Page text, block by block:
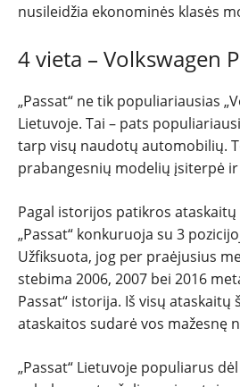
nusileidžia ekonominės klasės
4 vieta – Volkswagen
„Passat“ ne tik populiariausias
Lietuvoje. Tai – pats
tarp visų naudotų automobilių.
prabangesnių modelių įsiterpė ir
Pagal istorijos patikros
„Passat“ konkuruoja su 3
Užfiksuota, jog per praėjusius
stebima 2006, 2007 bei 2016
Passat“ istorija. Iš visų ataskaitų
ataskaitos sudarė vos mažesnę
„Passat“ Lietuvoje populiarus